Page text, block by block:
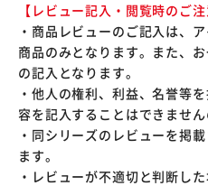
【レビュー記入・閲覧時のご注
・商品レビューのご記入は、
商品のみとなります。また、
の記入となります。
・他人の権利、利益、名誉等
容を記入することはできません
・同シリーズのレビューを掲
ます。
・レビューが不適切と判断し